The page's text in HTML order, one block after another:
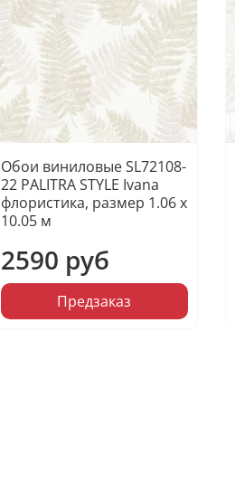
Обои виниловые SL72108-
22 PALITRA STYLE Ivana
флористика, размер 1.06 х
10.05 м
2590 руб
Предзаказ